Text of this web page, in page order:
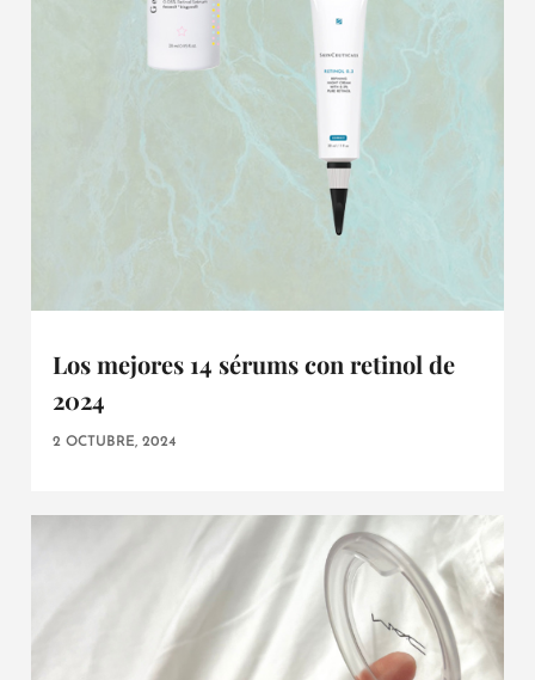
Los mejores 14 sérums con retinol de
2024
2 OCTUBRE, 2024